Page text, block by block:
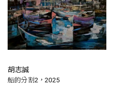
胡志誠
船的分割2，2025